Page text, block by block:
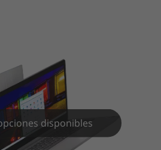
disponibles